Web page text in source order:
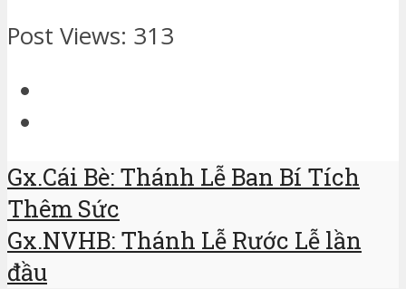
Post Views: 313
Gx.Cái Bè: Thánh Lễ Ban Bí Tích
Thêm Sức
Gx.NVHB: Thánh Lễ Rước Lễ lần
đầu